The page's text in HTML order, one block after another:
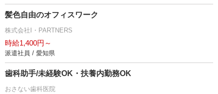
髪色自由のオフィスワーク
株式会社I・PARTNERS
時給1,400円～
派遣社員 / 愛知県
歯科助手/未経験OK・扶養内勤務OK
おさない歯科医院